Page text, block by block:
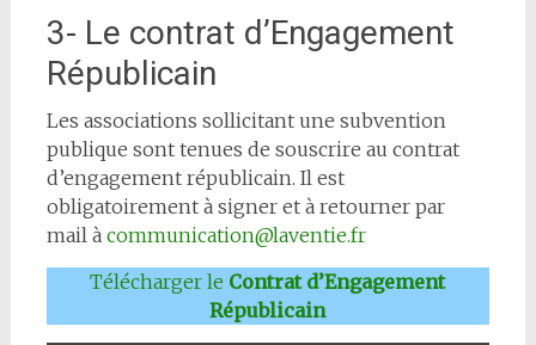
3- Le contrat d’Engagement
Républicain
Les associations sollicitant une subvention
publique sont tenues de souscrire au contrat
d’engagement républicain. Il est
obligatoirement à signer et à retourner par
mail à communication@laventie.fr
Télécharger le Contrat d’Engagement
Républicain